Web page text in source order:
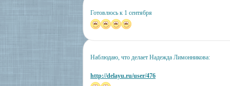
Готовлюсь к 1 сентября
Наблюдаю, что делает Надежда Лимонникова:
http://delayu.ru/user/476